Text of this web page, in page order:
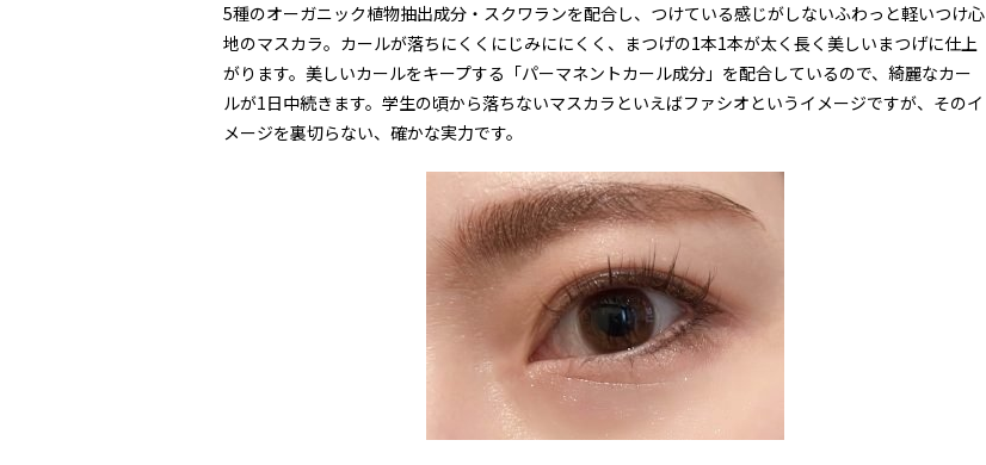
5種のオーガニック植物抽出成分・スクワランを配合し、つけている感じがしないふわっと軽いつけ心
地のマスカラ。カールが落ちにくくにじみににくく、まつげの1本1本が太く長く美しいまつげに仕上
がります。美しいカールをキープする「パーマネントカール成分」を配合しているので、綺麗なカー
ルが1日中続きます。学生の頃から落ちないマスカラといえばファシオというイメージですが、そのイ
メージを裏切らない、確かな実力です。